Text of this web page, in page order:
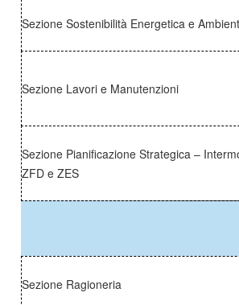
Sezione Sostenibilità Energetica e
Sezione Lavori e Manutenzioni
Sezione Pianificazione Strategica –
ZFD e ZES
Sezione Ragioneria